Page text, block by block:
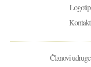
Logotip
Kontakt
Članovi udruge